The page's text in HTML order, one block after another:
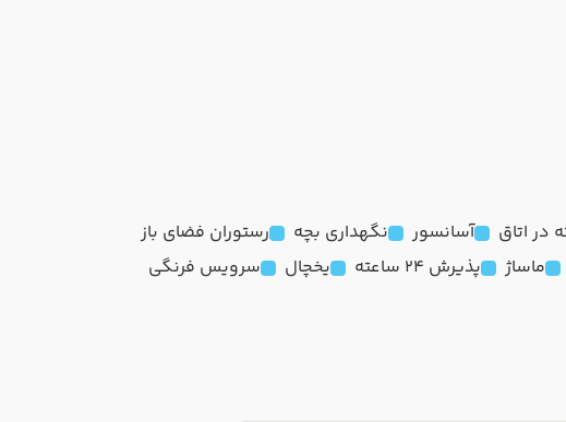
آسانسور نگهداری بچه
رستوران فضای باز
ماساژ پذیرش 24 ساعته یخچال
سرویس فرنگی